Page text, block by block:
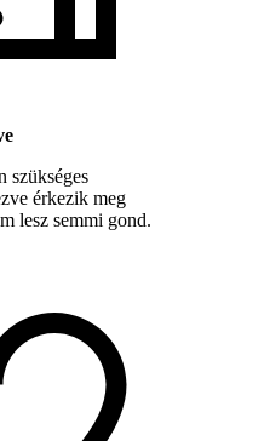
szükséges
érkezik meg
lesz semmi gond.